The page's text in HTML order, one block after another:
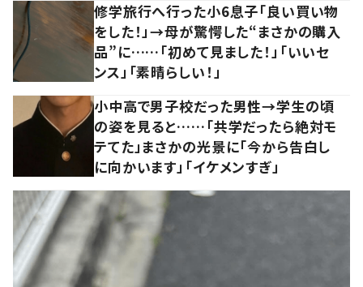
修学旅行へ行った小6息子「良い買い物
をした！」→母が驚愕した“まさかの購入
品”に……「初めて見ました！」「いいセ
ンス」「素晴らしい！」
小中高で男子校だった男性→学生の頃
の姿を見ると……「共学だったら絶対モ
テてた」まさかの光景に「今から告白し
に向かいます」「イケメンすぎ」